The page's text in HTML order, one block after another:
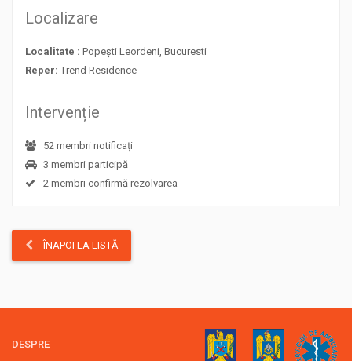
Localizare
Localitate : Popești Leordeni, Bucuresti
Reper: Trend Residence
Intervenție
52 membri notificați
3 membri participă
2 membri confirmă rezolvarea
ÎNAPOI LA LISTĂ
DESPRE